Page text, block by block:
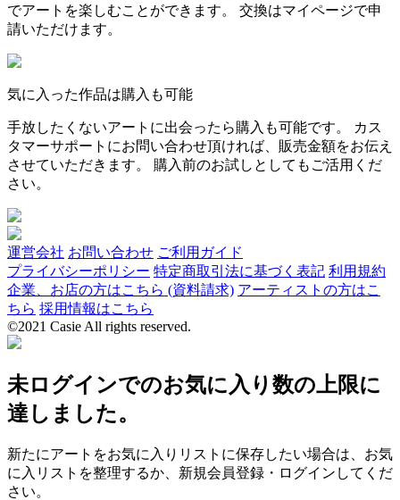
でアートを楽しむことができます。 交換はマイページで申
請いただけます。
気に入った作品は購入も可能
手放したくないアートに出会ったら購入も可能です。 カス
タマーサポートにお問い合わせ頂ければ、販売金額をお伝え
させていただきます。 購入前のお試しとしてもご活用くだ
さい。
運営会社 お問い合わせ ご利用ガイド
プライバシーポリシー 特定商取引法に基づく表記 利用規約
企業、お店の方はこちら (資料請求) アーティストの方はこ
ちら 採用情報はこちら
©2021 Casie All rights reserved.
未ログインでのお気に入り数の上限に
達しました。
新たにアートをお気に入りリストに保存したい場合は、お気
に入リストを整理するか、新規会員登録・ログインしてくだ
さい。